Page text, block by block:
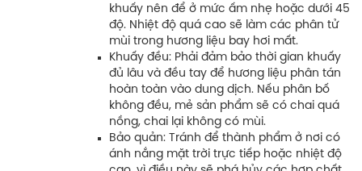
khuấy nên để ở mức ấm nhẹ hoặc dưới 45
độ. Nhiệt độ quá cao sẽ làm các phân tử
mùi trong hương liệu bay hơi mất.
Khuấy đều: Phải đảm bảo thời gian khuấy
đủ lâu và đều tay để hương liệu phân tán
hoàn toàn vào dung dịch. Nếu phân bố
không đều, mẻ sản phẩm sẽ có chai quá
nồng, chai lại không có mùi.
Bảo quản: Tránh để thành phẩm ở nơi có
ánh nắng mặt trời trực tiếp hoặc nhiệt độ